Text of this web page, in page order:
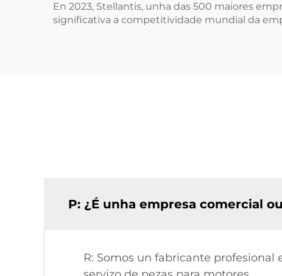
En 2023, Stellantis, unha das 500 maiores
significativa a competitividade mundial da
P: ¿É unha empresa comercial
R: Somos un fabricante